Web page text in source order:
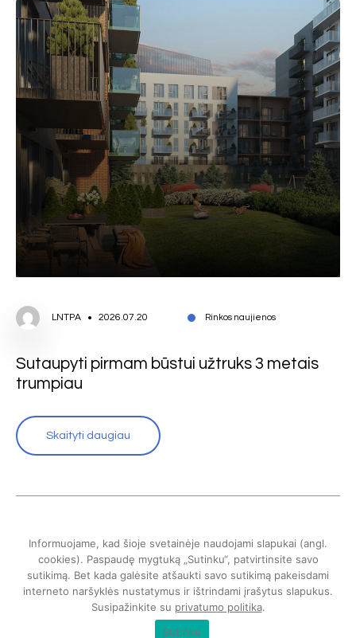
LNTPA 2026.07.20 Rinkos naujienos
Sutaupyti pirmam būstui užtruks 3 metais
trumpiau
Skaityti daugiau
Lietuvos nekilnojamojo turto plėtros asociacija © 2024
Informuojame, kad šioje svetainėje naudojami slapukai (angl.
cookies). Paspaudę mygtuką „Sutinku“, patvirtinsite savo
sutikimą. Bet kada galėsite atšaukti savo sutikimą pakeisdami
interneto naršyklės nustatymus ir ištrindami įrašytus slapukus.
Susipažinkite su privatumo politika.
Sutinku